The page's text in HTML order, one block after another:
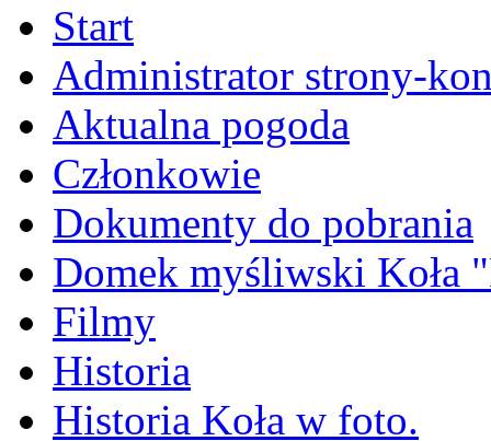
Start
Administrator strony-
Aktualna pogoda
Członkowie
Dokumenty do pobrania
Domek myśliwski Koła
Filmy
Historia
Historia Koła w foto.